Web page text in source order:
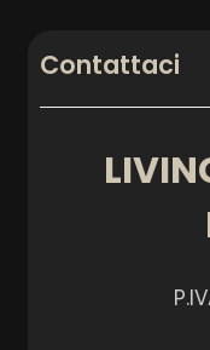
Contattaci